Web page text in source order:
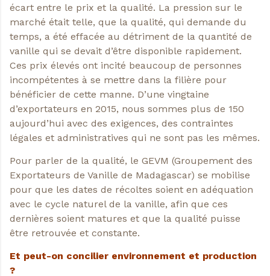
écart entre le prix et la qualité. La pression sur le
marché était telle, que la qualité, qui demande du
temps, a été effacée au détriment de la quantité de
vanille qui se devait d’être disponible rapidement.
Ces prix élevés ont incité beaucoup de personnes
incompétentes à se mettre dans la filière pour
bénéficier de cette manne. D’une vingtaine
d’exportateurs en 2015, nous sommes plus de 150
aujourd’hui avec des exigences, des contraintes
légales et administratives qui ne sont pas les mêmes.
Pour parler de la qualité, le GEVM (Groupement des
Exportateurs de Vanille de Madagascar) se mobilise
pour que les dates de récoltes soient en adéquation
avec le cycle naturel de la vanille, afin que ces
dernières soient matures et que la qualité puisse
être retrouvée et constante.
Et peut-on concilier environnement et production
?